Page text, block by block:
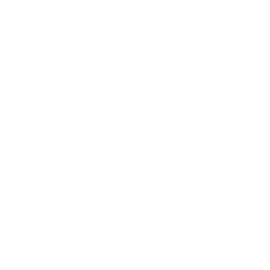
gebouwen.
dan aan
de trossen
Dit
vanwege
historische
van de
de
we
richting
zakt, schuif
Taal,
betalingen